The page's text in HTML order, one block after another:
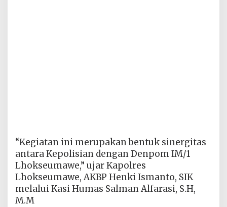
“Kegiatan ini merupakan bentuk sinergitas
antara Kepolisian dengan Denpom IM/1
Lhokseumawe,” ujar Kapolres
Lhokseumawe, AKBP Henki Ismanto, SIK
melalui Kasi Humas Salman Alfarasi, S.H,
M.M